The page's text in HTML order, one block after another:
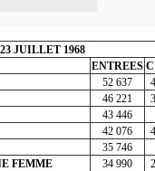
JUILLET 1968
ENTREES
52 637
46 221
43 446
42 076
35 746
FEMME 34 990